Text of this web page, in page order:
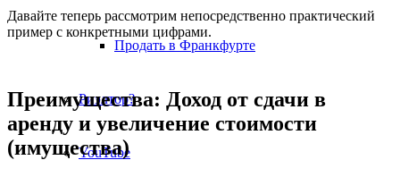
Продать в Франкфурте
Риэлтор?
YouTube
Давайте теперь рассмотрим непосредственно практический
пример с конкретными цифрами.
Преимущества: Доход от сдачи в
аренду и увеличение стоимости
(имущества)